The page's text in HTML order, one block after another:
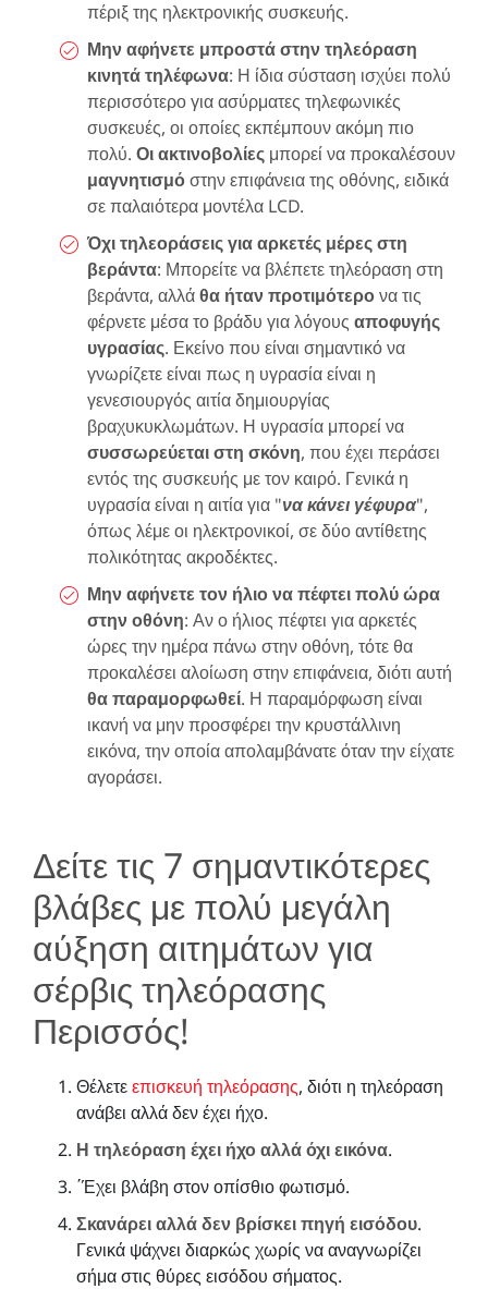
πέριξ της ηλεκτρονικής συσκευής.
Μην αφήνετε μπροστά στην τηλεόραση
κινητά τηλέφωνα: Η ίδια σύσταση ισχύει πολύ
περισσότερο για ασύρματες τηλεφωνικές
συσκευές, οι οποίες εκπέμπουν ακόμη πιο
πολύ. Οι ακτινοβολίες μπορεί να προκαλέσουν
μαγνητισμόστην επιφάνεια της οθόνης, ειδικά
σε παλαιότερα μοντέλα LCD.
Όχι τηλεοράσεις για αρκετές μέρες στη
βεράντα: Μπορείτε να βλέπετε τηλεόραση στη
βεράντα, αλλάθα ήταν προτιμότερονα τις
φέρνετε μέσα το βράδυ για λόγους αποφυγής
υγρασίας. Εκείνο που είναι σημαντικό να
γνωρίζετε είναι πως η υγρασία είναι η
γενεσιουργός αιτία δημιουργίας
βραχυκυκλωμάτων. Η υγρασία μπορεί να
συσσωρεύεται στη σκόνη, που έχει περάσει
εντός της συσκευής με τον καιρό. Γενικά η
υγρασία είναι η αιτία για "να κάνει γέφυρα",
όπως λέμε οι ηλεκτρονικοί, σε δύο αντίθετης
πολικότητας ακροδέκτες.
Μην αφήνετε τον ήλιο να πέφτει πολύ ώρα
στην οθόνη: Αν ο ήλιος πέφτει για αρκετές
ώρες την ημέρα πάνω στην οθόνη, τότε θα
προκαλέσει αλοίωση στην επιφάνεια, διότι αυτή
θα παραμορφωθεί. Η παραμόρφωση είναι
ικανή να μην προσφέρει την κρυστάλλινη
εικόνα, την οποία απολαμβάνατε όταν την είχατε
αγοράσει.
Δείτε τις 7 σημαντικότερες
βλάβες με πολύ μεγάλη
αύξηση αιτημάτων για
σέρβις τηλεόρασης
Περισσός!
Θέλετεεπισκευή τηλεόρασης, διότι η τηλεόραση
ανάβει αλλά δεν έχει ήχο.
Η τηλεόραση έχει ήχο αλλά όχι εικόνα.
΄Έχει βλάβη στον οπίσθιο φωτισμό.
Σκανάρει αλλά δεν βρίσκει πηγή εισόδου.
Γενικά ψάχνει διαρκώς χωρίς να αναγνωρίζει
σήμα στις θύρες εισόδου σήματος.